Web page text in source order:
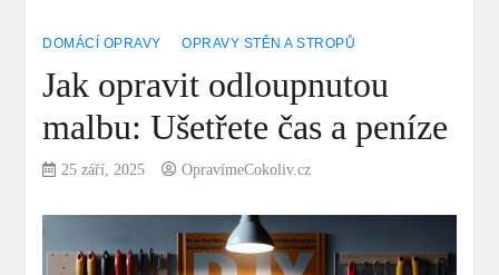
DOMÁCÍ OPRAVY OPRAVY STĚN A STROPŮ
Jak opravit odloupnutou
malbu: Ušetřete čas a peníze
25 září, 2025 OpravímeCokoliv.cz